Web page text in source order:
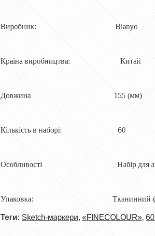
Виробник: Bianyo
Країна виробництва: Китай
Довжина 155 (мм)
Кількість в наборі: 60
Особливості Набір для
Упаковка: Тканинний
Теги: Sketch-маркери, «FINECOLOUR», 60